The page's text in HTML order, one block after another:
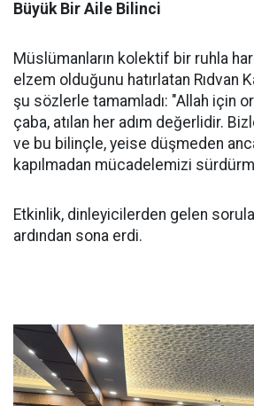
Büyük Bir Aile Bilinci
Müslümanların kolektif bir ruhla
elzem olduğunu hatırlatan Rıdvan
şu sözlerle tamamladı: "Allah için
çaba, atılan her adım değerlidir.
ve bu bilinçle, yeise düşmeden
kapılmadan mücadelemizi
Etkinlik, dinleyicilerden gelen
ardından sona erdi.